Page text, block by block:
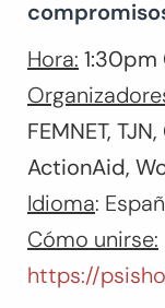
Hora: 1:30pm
FEMNET,
ActionAid,
Idioma:
Cómo unirse:
https://